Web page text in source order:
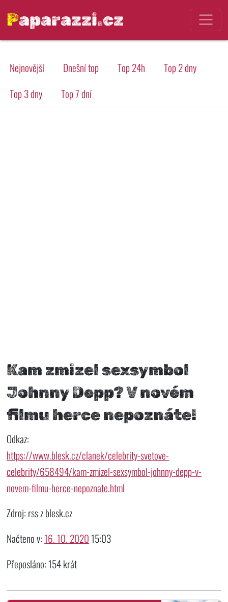
Paparazzi.cz
Nejnovější Dnešní top Top 24h
Top 2 dny
Top 3 dny
Top 7 dní
Kam zmizel sexsymbol
Johnny Depp? V novém
filmu herce nepoznáte!
Odkaz:
https://www.blesk.cz/clanek/celebrity-svetove-
celebrity/658494/kam-zmizel-sexsymbol-johnny-depp-v-
novem-filmu-herce-nepoznate.html
Zdroj: rss z blesk.cz
Načteno v:16. 10. 202015:03
Přeposláno: 154 krát